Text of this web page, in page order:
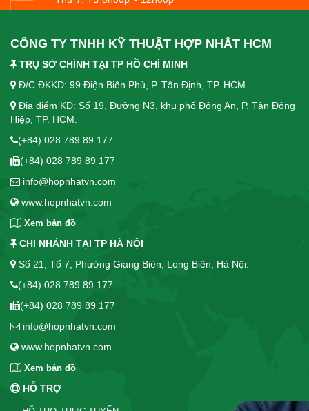
CÔNG TY TNHH KỸ THUẬT HỢP NHẤT HCM
TRỤ SỞ CHÍNH TẠI TP HỒ CHÍ MINH
Đ/C ĐKKD: 99 Điện Biên Phủ, P. Tân Định, TP. HCM.
Địa điểm KD: Số 19, Đường N3, khu phố Đông An, P. Tân Đông
Hiệp, TP. HCM.
(+84) 028 789 89 177
(+84) 028 789 89 177
info@hopnhatvn.com
www.hopnhatvn.com
Xem bản đồ
CHI NHÁNH TẠI TP HÀ NỘI
Số 21, Tổ 7, Phường Giang Biên, Long Biên, Hà Nội.
(+84) 028 789 89 177
(+84) 028 789 89 177
info@hopnhatvn.com
www.hopnhatvn.com
Xem bản đồ
HỖ TRỢ